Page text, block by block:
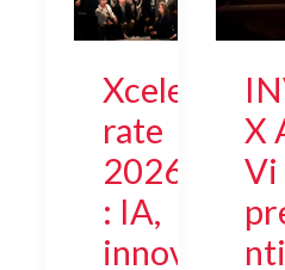
Xcele
rate
2026
: IA,
innov
X
Vi